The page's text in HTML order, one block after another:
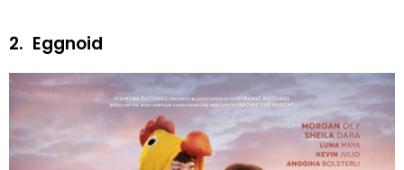
2. Eggnoid